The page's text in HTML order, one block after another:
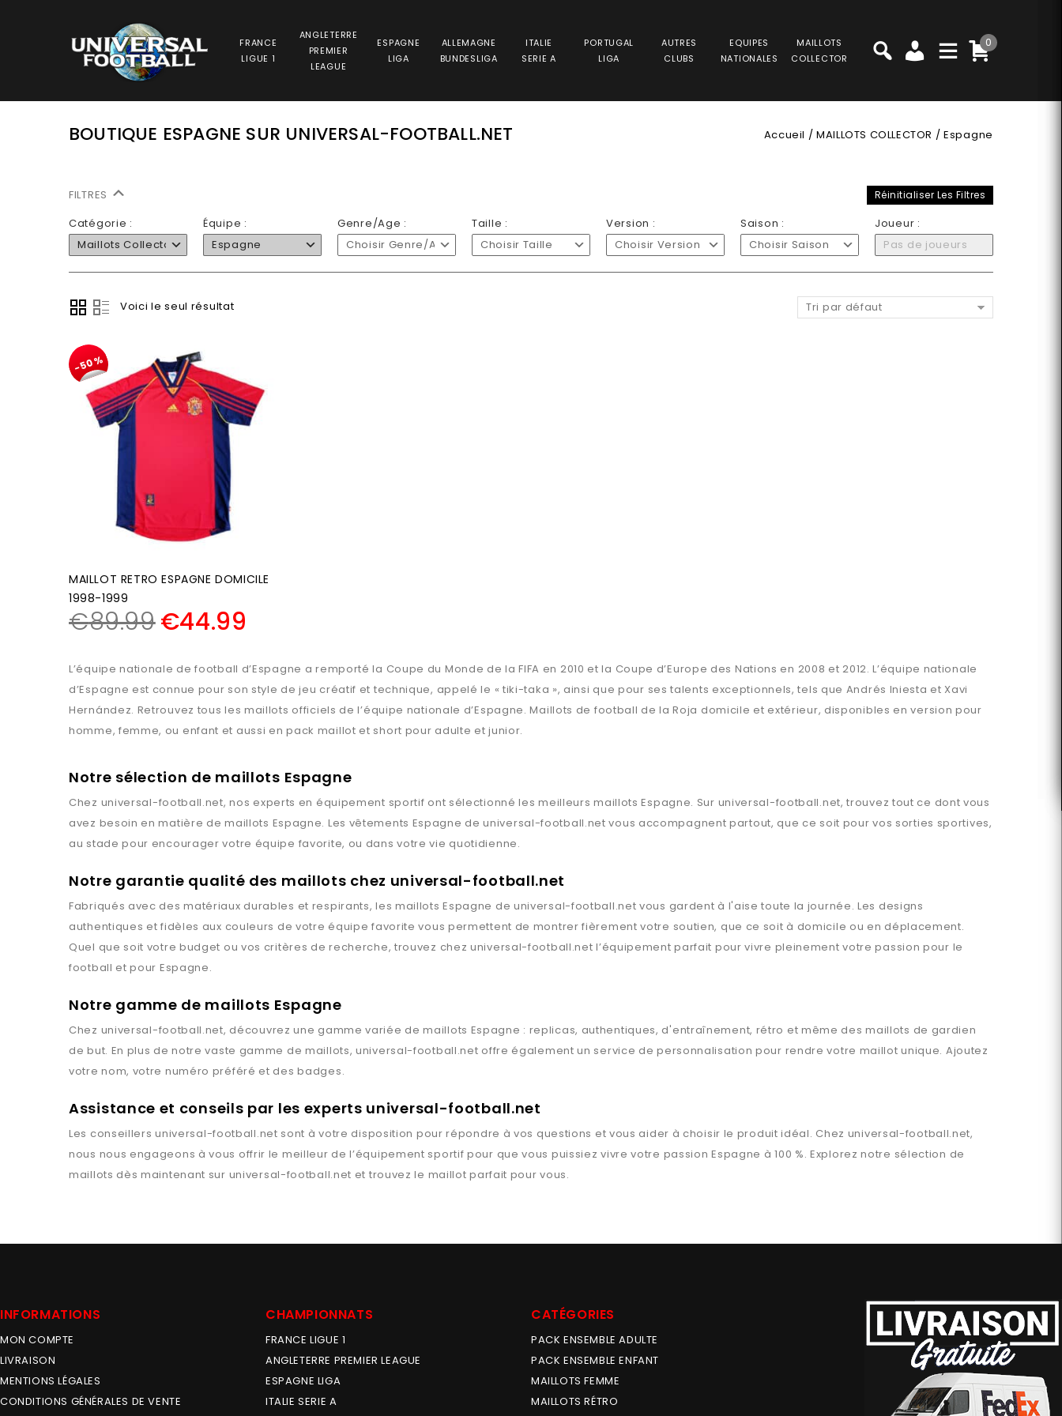
FRANCE
LIGUE 1
ANGLETERRE
PREMIER
LEAGUE
ESPAGNE
LIGA
ALLEMAGNE
BUNDESLIGA
ITALIE
SERIE A
PORTUGAL
LIGA
AUTRES
CLUBS
EQUIPES
NATIONALES
MAILLOTS
COLLECTOR
0
BOUTIQUE ESPAGNE SUR UNIVERSAL-FOOTBALL.NET Accueil /MAILLOTS COLLECTOR /Espagne
FILTRES Réinitialiser Les Filtres
Catégorie :
Maillots Collector
Équipe :
Espagne
Genre/Age :
Choisir Genre/Age
Taille :
Choisir Taille
Version :
Choisir Version
Saison :
Choisir Saison
Joueur :
Pas de joueurs
Voici le seul résultat Tri par défaut
-50%
MAILLOT RETRO ESPAGNE DOMICILE
1998-1999
€89.99€44.99
L’équipe nationale de football d’Espagne a remporté la Coupe du Monde de la FIFA en 2010 et la Coupe d’Europe des Nations en 2008 et 2012. L’équipe nationale
d’Espagne est connue pour son style de jeu créatif et technique, appelé le « tiki-taka », ainsi que pour ses talents exceptionnels, tels que Andrés Iniesta et Xavi
Hernández. Retrouvez tous les maillots officiels de l’équipe nationale d’Espagne. Maillots de football de la Roja domicile et extérieur, disponibles en version pour
homme, femme, ou enfant et aussi en pack maillot et short pour adulte et junior.
Notre sélection de maillots Espagne
Chez universal-football.net, nos experts en équipement sportif ont sélectionné les meilleurs maillotsEspagne. Sur universal-football.net, trouvez tout ce dont vous
avez besoin en matière de maillots Espagne. Les vêtements Espagne deuniversal-football.net vous accompagnent partout, que ce soit pour vos sorties sportives,
au stade pour encourager votre équipe favorite, ou dans votre vie quotidienne.
Notre garantie qualité des maillots chez universal-football.net
Fabriqués avec des matériaux durables et respirants, les maillotsEspagne de universal-football.net vous gardent à l'aise toute la journée. Les designs
authentiques et fidèles aux couleurs de votre équipe favorite vous permettent de montrer fièrement votre soutien, que ce soit à domicile ou en déplacement.
Quel que soit votre budget ou vos critères de recherche, trouvez chezuniversal-football.net l’équipement parfait pour vivre pleinement votre passion pour le
football et pour Espagne.
Notre gamme de maillots Espagne
Chez universal-football.net, découvrez une gamme variée de maillots Espagne : replicas, authentiques, d'entraînement, rétro et même des maillots de gardien
de but. En plus de notre vaste gamme de maillots,universal-football.net offre également un service de personnalisation pour rendre votre maillot unique. Ajoutez
votre nom, votre numéro préféré et des badges.
Assistance et conseils par les experts universal-football.net
Les conseillersuniversal-football.net sont à votre disposition pour répondre à vos questions et vous aider à choisir le produit idéal. Chez universal-football.net,
nous nous engageons à vous offrir le meilleur de l’équipement sportif pour que vous puissiez vivre votre passionEspagne à 100 %. Explorez notre sélection de
maillots dès maintenant sur universal-football.net et trouvez le maillot parfait pour vous.
INFORMATIONS
MON COMPTE
LIVRAISON
MENTIONS LÉGALES
CONDITIONS GÉNÉRALES DE VENTE
CHAMPIONNATS
FRANCE LIGUE 1
ANGLETERRE PREMIER LEAGUE
ESPAGNE LIGA
ITALIE SERIE A
CATÉGORIES
PACK ENSEMBLE ADULTE
PACK ENSEMBLE ENFANT
MAILLOTS FEMME
MAILLOTS RÉTRO